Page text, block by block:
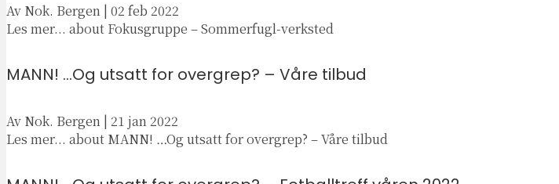
Av Nok. Bergen | 02 feb 2022
Les mer... about Fokusgruppe – Sommerfugl-verksted
MANN! …Og utsatt for overgrep? – Våre tilbud
Av Nok. Bergen | 21 jan 2022
Les mer... about MANN! …Og utsatt for overgrep? – Våre tilbud